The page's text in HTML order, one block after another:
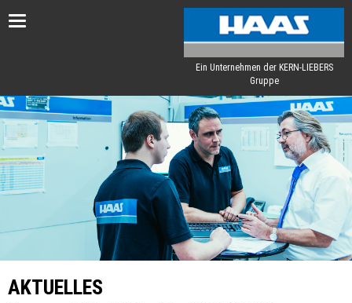
Toggle
Ein Unternehmen der KERN-LIEBERS
Gruppe
AKTUELLES